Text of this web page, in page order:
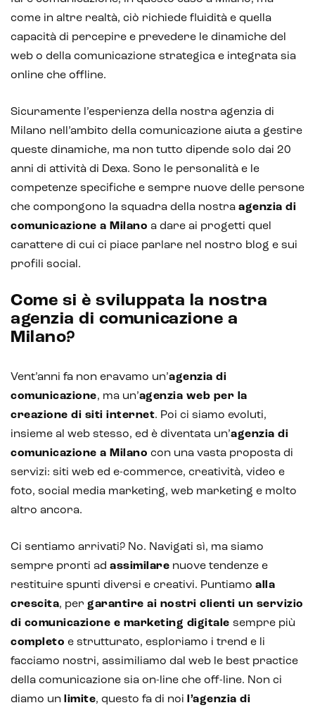
Intelligenza Artificiale e AR VR -
Metaverso
Intelligenza artificiale
Analisi predittiva
Chatbot e assistenti virtuali
Realtà Aumentata
Realtà Virtuale
Metaverso
come in altre realtà, ciò richiede fluidità e quella
capacità di percepire e prevedere le dinamiche del
web o della comunicazione strategica e integrata sia
online che offline.
Sicuramente l’esperienza della nostra agenzia di
Milano nell’ambito della comunicazione aiuta a gestire
queste dinamiche, ma non tutto dipende solo dai 20
anni di attività di Dexa. Sono le personalità e le
competenze specifiche e sempre nuove delle persone
che compongono la squadra della nostra agenzia di
comunicazione a Milano a dare ai progetti quel
carattere di cui ci piace parlare nel nostro blog e sui
profili social.
Come si è sviluppata la nostra
agenzia di comunicazione a
Milano?
Vent’anni fa non eravamo un’agenzia di
comunicazione, ma un’agenzia web per la
creazione di siti internet. Poi ci siamo evoluti,
insieme al web stesso, ed è diventata un’agenzia di
comunicazione a Milano con una vasta proposta di
servizi: siti web ed e-commerce, creatività, video e
foto, social media marketing, web marketing e molto
altro ancora.
Ci sentiamo arrivati? No. Navigati sì, ma siamo
sempre pronti ad assimilare nuove tendenze e
restituire spunti diversi e creativi. Puntiamo alla
crescita, per garantire ai nostri clienti un servizio
di comunicazione e marketing digitale sempre più
completo e strutturato, esploriamo i trend e li
facciamo nostri, assimiliamo dal web le best practice
della comunicazione sia on-line che off-line. Non ci
diamo un limite, questo fa di noi l’agenzia di